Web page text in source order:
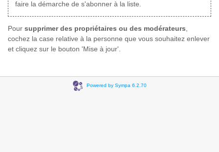
faire la démarche de s'abonner à la liste.
Pour supprimer des propriétaires ou des modérateurs
cochez la case relative à la personne que vous souhaitez enlever
et cliquez sur le bouton 'Mise à jour'.
Powered by Sympa 6.2.70